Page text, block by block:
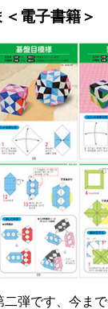
電子書籍＞
二弾です、今ま